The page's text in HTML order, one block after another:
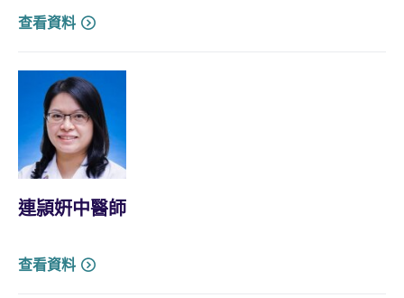
查看資料
連頴姸中醫師
查看資料